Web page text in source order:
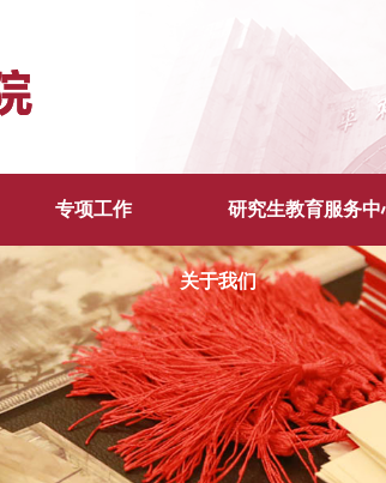
专项工作 研究生教育服务中
关于我们